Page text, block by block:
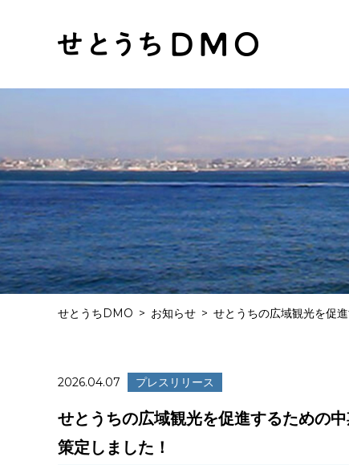
せとうちDMO お知らせ せとうちの広域観光を促
2026.04.07 プレスリリース
せとうちの広域観光を促進するための
策定しました！